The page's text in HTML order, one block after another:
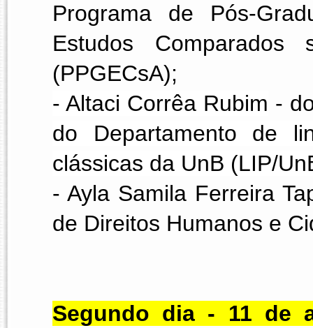
Programa de Pós-
Estudos
(PPGECsA);
- Altaci Corrêa Rubim -
do Departamento de
clássicas da UnB (LIP/
- Ayla Samila Ferreira
de Direitos Humanos e
Segundo dia - 11 de